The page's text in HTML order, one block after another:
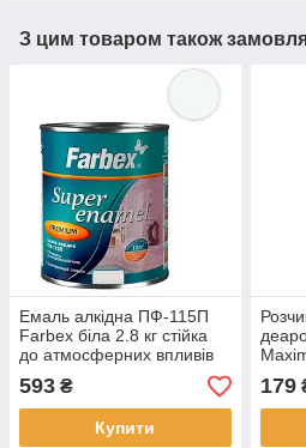
З цим товаром також
Емаль алкідна ПФ-115П
Farbex біла 2.8 кг стійка
до атмосферних впливів
високий ступінь блиску
593 ₴
Купити
179